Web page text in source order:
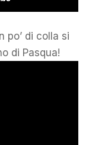
po’ di colla si
di Pasqua!